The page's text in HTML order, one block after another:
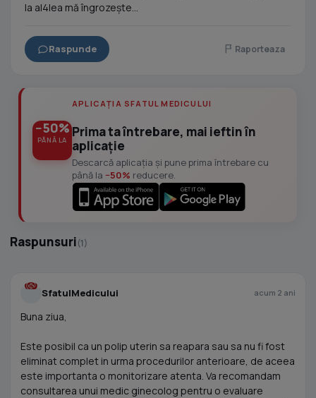
la al4lea mă îngrozește...
Raspunde Raporteaza
−50%
PÂNĂ LA
APLICAȚIA SFATUL MEDICULUI
Prima ta întrebare, mai ieftin în
aplicație
Descarcă aplicația și pune prima întrebare cu
până la −50% reducere.
Raspunsuri(1)
SfatulMedicului acum 2 ani
Buna ziua,
Este posibil ca un polip uterin sa reapara sau sa nu fi fost
eliminat complet in urma procedurilor anterioare, de aceea
este importanta o monitorizare atenta. Va recomandam
consultarea unui medic ginecolog pentru o evaluare